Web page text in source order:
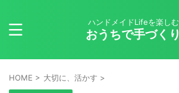
ハンドメイドLifeを楽しむ
おうちで手づくり
HOME > 大切に、活かす >